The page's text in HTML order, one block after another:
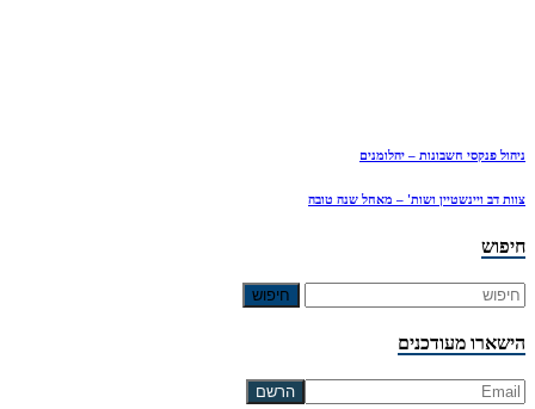
ניהול פנקסי חשבונות – יהלומנים
צוות דב ויינשטיין ושות' – מאחל שנה טובה
חיפוש
חיפוש
הישארו מעודכנים